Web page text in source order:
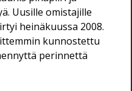
Uusille omistajille
heinäkuussa 2008.
kunnostettu
perinnettä